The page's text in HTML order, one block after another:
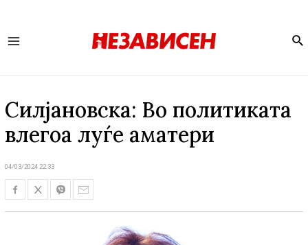
Силјановска: Во политиката
влегоа луѓе аматери
04/03/2024 22:33